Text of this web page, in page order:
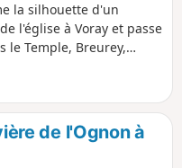
la silhouette d'un
l'église à Voray et passe
le Temple, Breurey,
les châteaux de
de l'Ognon à